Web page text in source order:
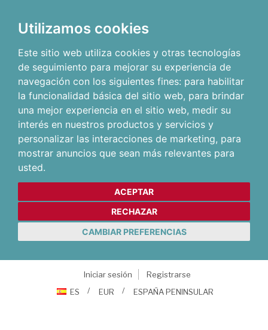
Utilizamos cookies
Este sitio web utiliza cookies y otras tecnologías
de seguimiento para mejorar su experiencia de
navegación con los siguientes fines: para habilitar
la funcionalidad básica del sitio web, para brindar
una mejor experiencia en el sitio web, medir su
interés en nuestros productos y servicios y
personalizar las interacciones de marketing, para
mostrar anuncios que sean más relevantes para
usted.
ACEPTAR
RECHAZAR
CAMBIAR PREFERENCIAS
Iniciar sesión
Registrarse
ES
EUR ESPAÑA PENINSULAR